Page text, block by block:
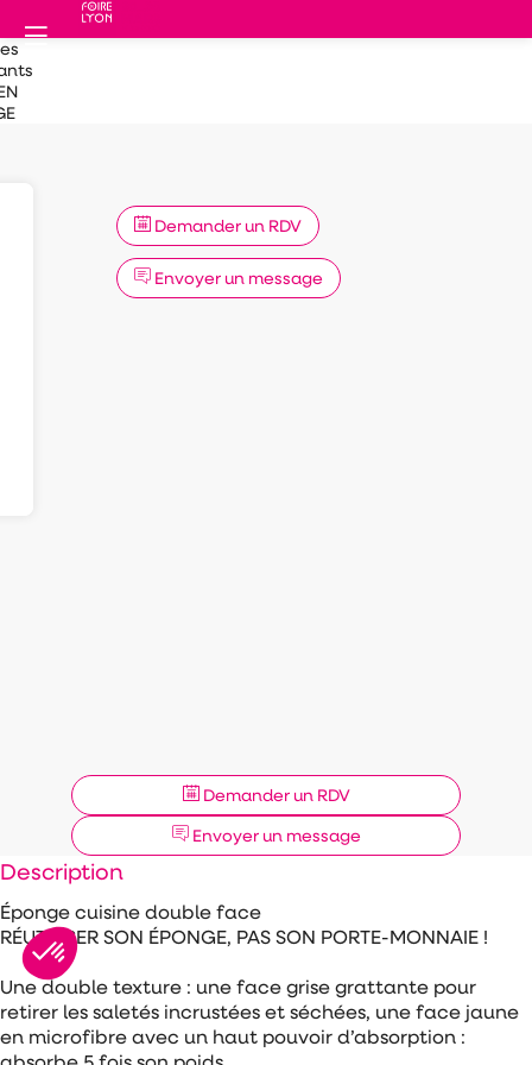
Demander un RDV
Envoyer un message
Demander un RDV
Envoyer un message
Description
Éponge cuisine double face
RÉUTILISER SON ÉPONGE, PAS SON PORTE-MONNAIE !
Une double texture : une face grise grattante pour
retirer les saletés incrustées et séchées, une face jaune
en microfibre avec un haut pouvoir d’absorption :